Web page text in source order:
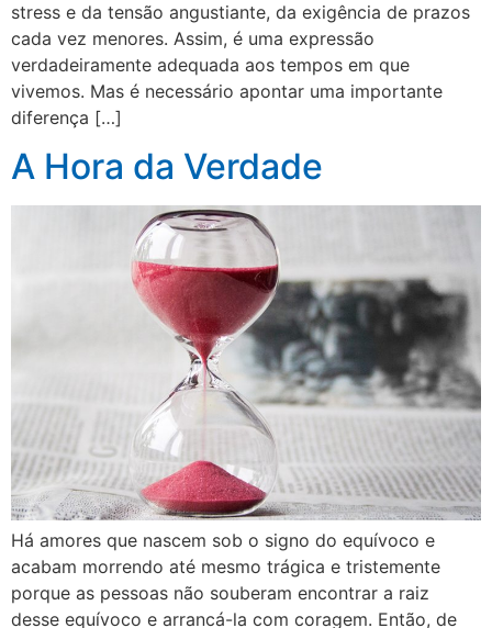
stress e da tensão angustiante, da exigência de prazos
cada vez menores. Assim, é uma expressão
verdadeiramente adequada aos tempos em que
vivemos. Mas é necessário apontar uma importante
diferença […]
A Hora da Verdade
Há amores que nascem sob o signo do equívoco e
acabam morrendo até mesmo trágica e tristemente
porque as pessoas não souberam encontrar a raiz
desse equívoco e arrancá-la com coragem. Então, de